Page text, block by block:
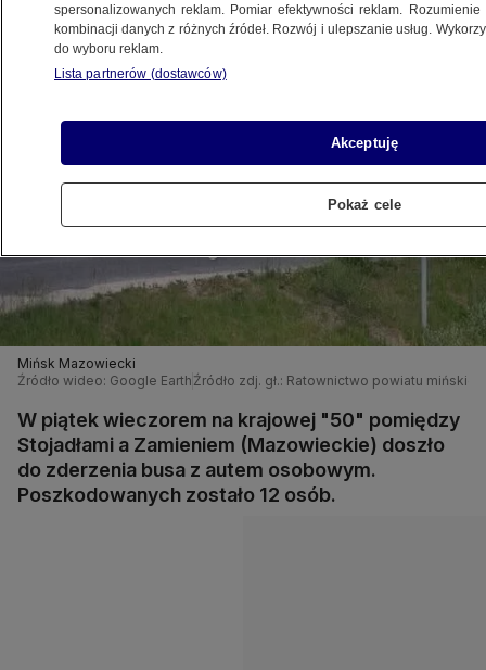
Posłuchaj artykułu
Czyta lektor AI
Mińsk Mazowiecki
Źródło wideo: Google Earth Źródło zdj. gł.: Ratownictwo powiatu
W piątek wieczorem na krajowej "50" pomiędzy
Stojadłami a Zamieniem (Mazowieckie) doszło
do zderzenia busa z autem osobowym.
Poszkodowanych zostało 12 osób.
spersonalizowanych reklam. Pomiar efektywności reklam.
kombinacji danych z różnych źródeł. Rozwój i ulepszanie usług.
do wyboru reklam.
Lista partnerów (dostawców)
Akceptuję
Pokaż cele